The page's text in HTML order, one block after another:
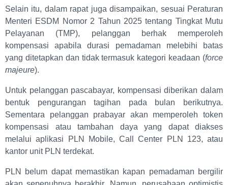
Selain itu, dalam rapat juga disampaikan, sesuai Peraturan
Menteri ESDM Nomor 2 Tahun 2025 tentang Tingkat Mutu
Pelayanan (TMP), pelanggan berhak memperoleh
kompensasi apabila durasi pemadaman melebihi batas
yang ditetapkan dan tidak termasuk kategori keadaan (force
majeure).
Untuk pelanggan pascabayar, kompensasi diberikan dalam
bentuk pengurangan tagihan pada bulan berikutnya.
Sementara pelanggan prabayar akan memperoleh token
kompensasi atau tambahan daya yang dapat diakses
melalui aplikasi PLN Mobile, Call Center PLN 123, atau
kantor unit PLN terdekat.
PLN belum dapat memastikan kapan pemadaman bergilir